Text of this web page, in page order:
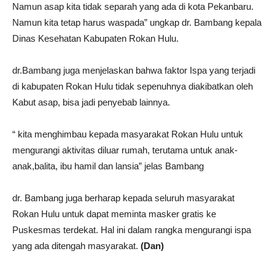
Namun asap kita tidak separah yang ada di kota Pekanbaru.
Namun kita tetap harus waspada” ungkap dr. Bambang kepala
Dinas Kesehatan Kabupaten Rokan Hulu.
dr.Bambang juga menjelaskan bahwa faktor Ispa yang terjadi
di kabupaten Rokan Hulu tidak sepenuhnya diakibatkan oleh
Kabut asap, bisa jadi penyebab lainnya.
“ kita menghimbau kepada masyarakat Rokan Hulu untuk
mengurangi aktivitas diluar rumah, terutama untuk anak-
anak,balita, ibu hamil dan lansia” jelas Bambang
dr. Bambang juga berharap kepada seluruh masyarakat
Rokan Hulu untuk dapat meminta masker gratis ke
Puskesmas terdekat. Hal ini dalam rangka mengurangi ispa
yang ada ditengah masyarakat. (Dan)